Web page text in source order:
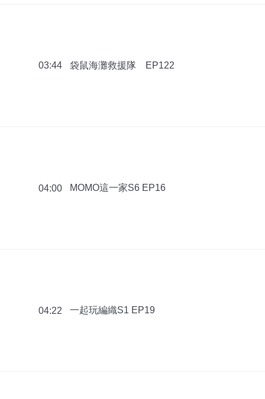
03:44 袋鼠海灘救援隊 EP122
04:00 MOMO這一家S6 EP16
04:22 一起玩編織S1 EP19